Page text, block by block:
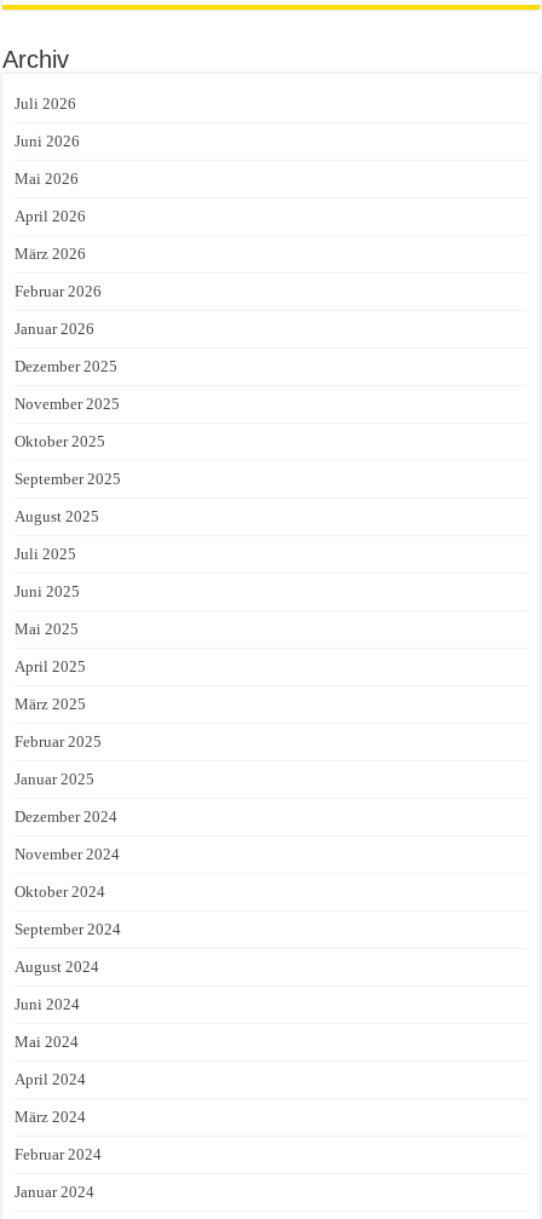
Archiv
Juli 2026
Juni 2026
Mai 2026
April 2026
März 2026
Februar 2026
Januar 2026
Dezember 2025
November 2025
Oktober 2025
September 2025
August 2025
Juli 2025
Juni 2025
Mai 2025
April 2025
März 2025
Februar 2025
Januar 2025
Dezember 2024
November 2024
Oktober 2024
September 2024
August 2024
Juni 2024
Mai 2024
April 2024
März 2024
Februar 2024
Januar 2024